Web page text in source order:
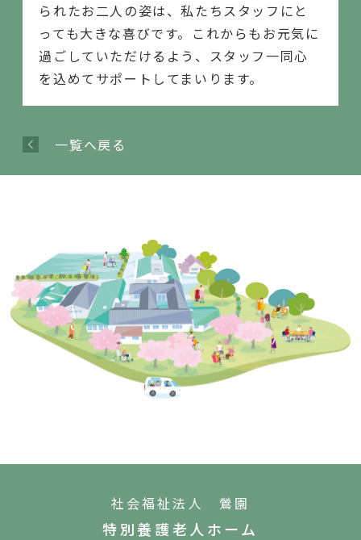
られたお二人の姿は、私たちスタッフにと
っても大きな喜びです。これからもお元気に
過ごしていただけるよう、スタッフ一同心
を込めてサポートしてまいります。
一覧へ戻る
社会福祉法人 鶯園
特別養護老人ホーム